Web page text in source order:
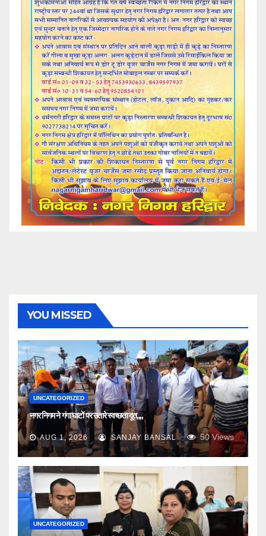
YOU MISSED
UNCATEGORIZED
नगर निगम ने गंगा घाटों पर उतारे स्वच्छता दूत,,,,
AUG 1, 2026 SANJAY BANSAL 50Views
UNCATEGORIZED